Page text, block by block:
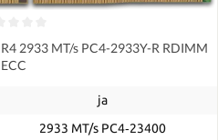
2933 MT/s PC4-2933Y-R RDIMM
ECC
ja
2933 MT/s PC4‑23400